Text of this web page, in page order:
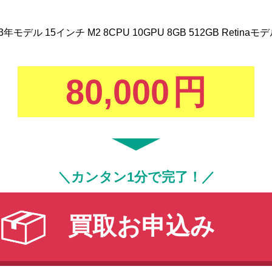
モデル 15インチ M2 8CPU 10GPU 8GB 512GB Retinaモデ
80,000 円
＼カンタン1分で完了！／
買取お申込み